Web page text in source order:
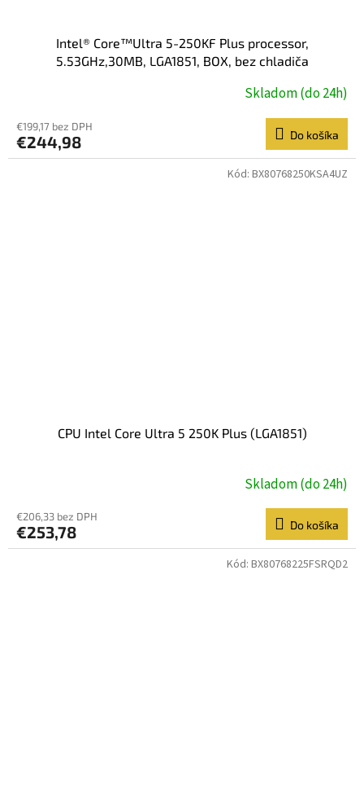
Intel® Core™Ultra 5-250KF Plus processor,
5.53GHz,30MB, LGA1851, BOX, bez chladiča
Skladom (do 24h)
€199,17 bez DPH
€244,98 Do košíka
CPU Intel Core Ultra 5 250K Plus (LGA1851)
Skladom (do 24h)
€206,33 bez DPH
€253,78 Do košíka
Kód: BX80768250KSA4UZ
Kód: BX80768225FSRQD2